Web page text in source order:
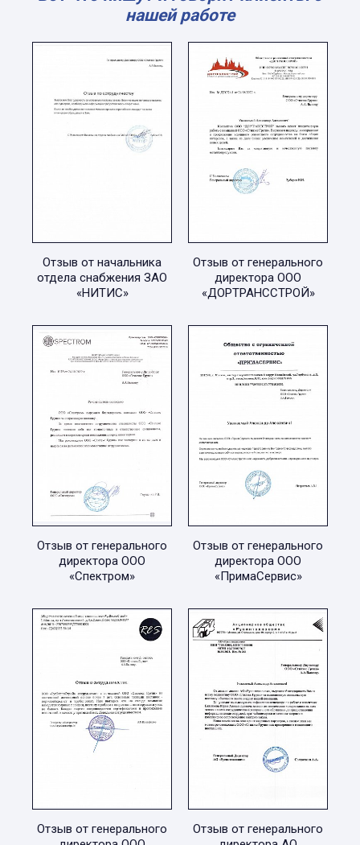
нашей работе
Отзыв от начальника
отдела снабжения ЗАО
«НИТИС»
Отзыв от генерального
директора ООО
«ДОРТРАНССТРОЙ»
Отзыв от генерального
директора ООО
«Спектром»
Отзыв от генерального
директора ООО
«ПримаСервис»
Отзыв от генерального
Отзыв от генерального